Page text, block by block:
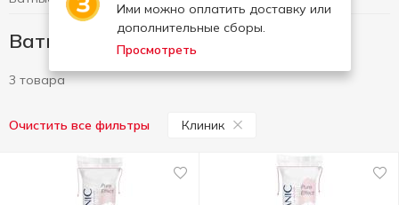
Ими можно оплатить доставку или
дополнительные сборы.
Просмотреть
Ватные диски и палочки Клиник
3 товара
Очистить все фильтры Клиник